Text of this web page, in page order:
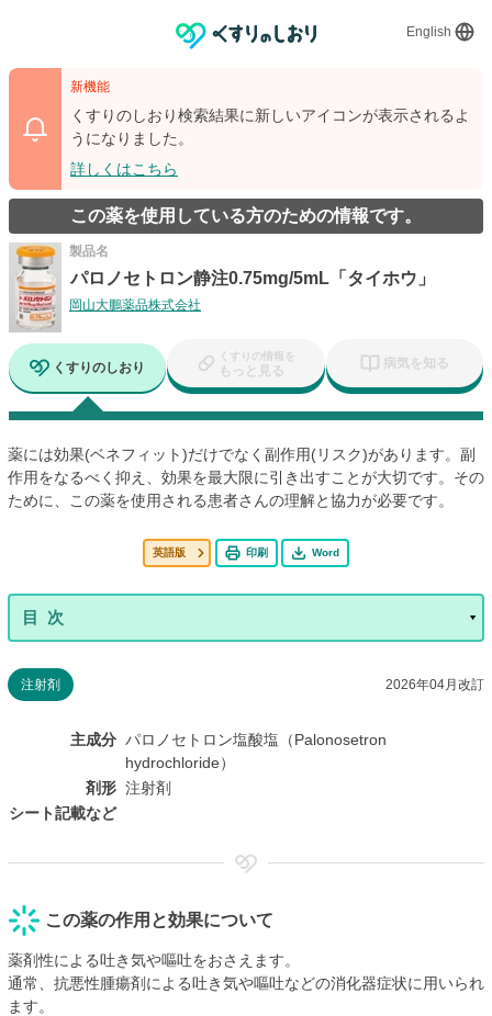
English
新機能
くすりのしおり検索結果に新しいアイコンが表示されるよ
うになりました。
詳しくはこちら
この薬を使用している方のための情報です。
製品名
パロノセトロン静注0.75mg/5mL「タイホウ」
岡山大鵬薬品株式会社
くすりのしおり
くすりの情報を
もっと見る 病気を知る
薬には効果(ベネフィット)だけでなく副作用(リスク)があります。副
作用をなるべく抑え、効果を最大限に引き出すことが大切です。その
ために、この薬を使用される患者さんの理解と協力が必要です。
英語版 印刷 Word
注射剤 2026年04月改訂
主成分 パロノセトロン塩酸塩（Palonosetron
hydrochloride）
剤形 注射剤
シート記載など
この薬の作用と効果について
薬剤性による吐き気や嘔吐をおさえます。
通常、抗悪性腫瘍剤による吐き気や嘔吐などの消化器症状に用いられ
ます。